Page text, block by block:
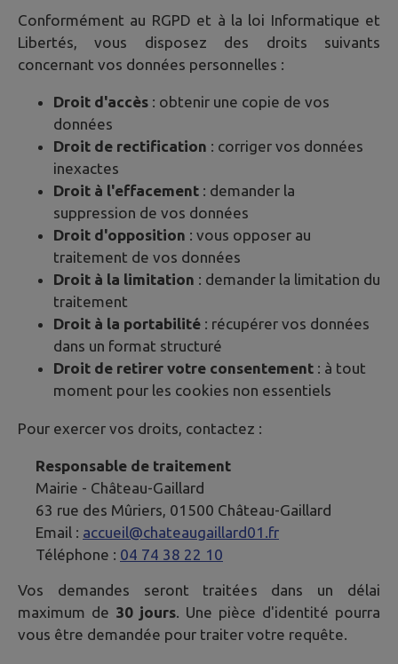
Conformément au RGPD et à la loi Informatique et
Libertés, vous disposez des droits suivants
concernant vos données personnelles :
Droit d'accès : obtenir une copie de vos
données
Droit de rectification : corriger vos données
inexactes
Droit à l'effacement : demander la
suppression de vos données
Droit d'opposition : vous opposer au
traitement de vos données
Droit à la limitation : demander la limitation du
traitement
Droit à la portabilité : récupérer vos données
dans un format structuré
Droit de retirer votre consentement : à tout
moment pour les cookies non essentiels
Pour exercer vos droits, contactez :
Responsable de traitement
Mairie - Château-Gaillard
63 rue des Mûriers, 01500 Château-Gaillard
Email : accueil@chateaugaillard01.fr
Téléphone : 04 74 38 22 10
Vos demandes seront traitées dans un délai
maximum de 30 jours . Une pièce d'identité pourra
vous être demandée pour traiter votre requête.